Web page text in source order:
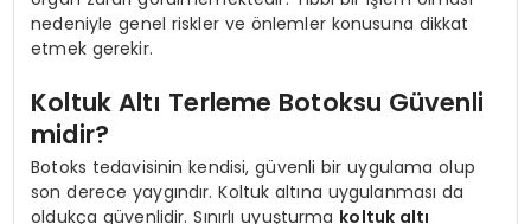
nedeniyle genel riskler ve önlemler konusuna dikkat
etmek gerekir.
Koltuk Altı Terleme Botoksu Güvenli
midir?
Botoks tedavisinin kendisi, güvenli bir uygulama olup
son derece yaygındır. Koltuk altına uygulanması da
oldukça güvenlidir. Sınırlı uyuşturma koltuk altı